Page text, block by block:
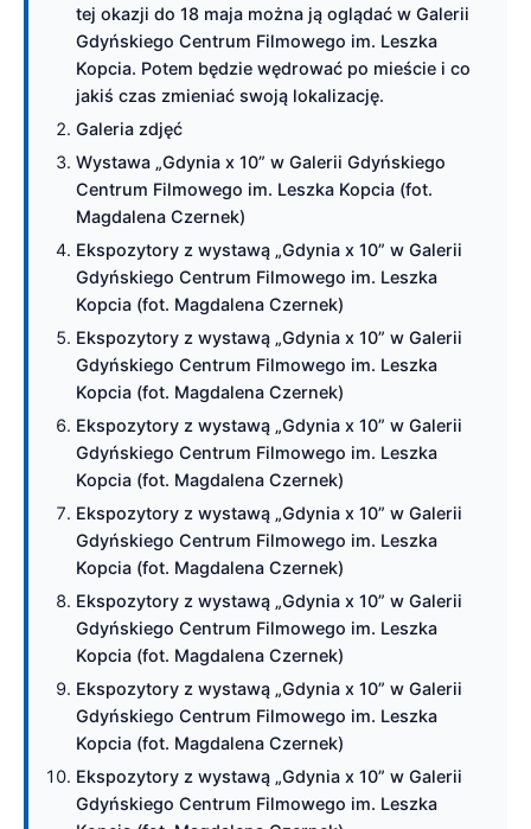
tej okazji do 18 maja można ją oglądać w Galerii
Gdyńskiego Centrum Filmowego im. Leszka
Kopcia. Potem będzie wędrować po mieście i co
jakiś czas zmieniać swoją lokalizację.
Galeria zdjęć
Wystawa „Gdynia x 10” w Galerii Gdyńskiego
Centrum Filmowego im. Leszka Kopcia (fot.
Magdalena Czernek)
Ekspozytory z wystawą „Gdynia x 10” w Galerii
Gdyńskiego Centrum Filmowego im. Leszka
Kopcia (fot. Magdalena Czernek)
Ekspozytory z wystawą „Gdynia x 10” w Galerii
Gdyńskiego Centrum Filmowego im. Leszka
Kopcia (fot. Magdalena Czernek)
Ekspozytory z wystawą „Gdynia x 10” w Galerii
Gdyńskiego Centrum Filmowego im. Leszka
Kopcia (fot. Magdalena Czernek)
Ekspozytory z wystawą „Gdynia x 10” w Galerii
Gdyńskiego Centrum Filmowego im. Leszka
Kopcia (fot. Magdalena Czernek)
Ekspozytory z wystawą „Gdynia x 10” w Galerii
Gdyńskiego Centrum Filmowego im. Leszka
Kopcia (fot. Magdalena Czernek)
Ekspozytory z wystawą „Gdynia x 10” w Galerii
Gdyńskiego Centrum Filmowego im. Leszka
Kopcia (fot. Magdalena Czernek)
Ekspozytory z wystawą „Gdynia x 10” w Galerii
Gdyńskiego Centrum Filmowego im. Leszka